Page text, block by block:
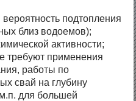
подтопления
близ водоемов);
активности;
требуют применения
работы по
свай на глубину
для большей